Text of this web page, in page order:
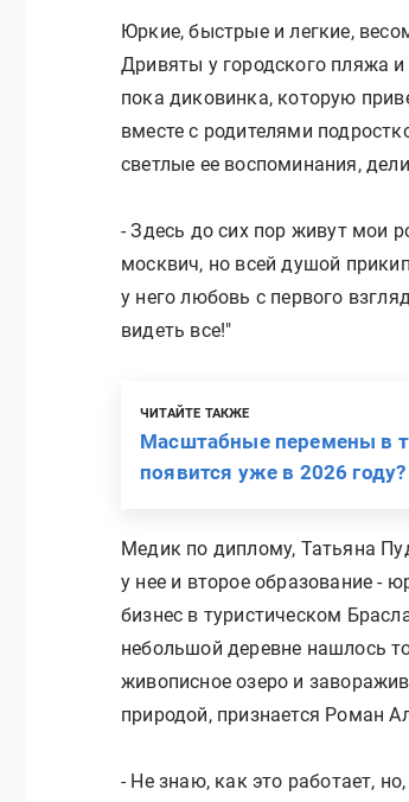
Юркие, быстрые и легкие,
Дривяты у городского пляжа
пока диковинка, которую
вместе с родителями
светлые ее воспоминания,
- Здесь до сих пор живут мои
москвич, но всей душой
у него любовь с первого
видеть все!"
ЧИТАЙТЕ ТАКЖЕ
Масштабные перемены в
появится уже в 2026 году?
Медик по диплому, Татьяна
у нее и второе образование -
бизнес в туристическом
небольшой деревне нашлось
живописное озеро и
природой, признается Роман
- Не знаю, как это работает,